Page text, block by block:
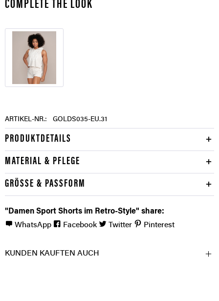
COMPLETE THE LOOK
ARTIKEL-NR.: GOLDS035-EU.31
PRODUKTDETAILS
MATERIAL & PFLEGE
GRÖSSE & PASSFORM
"Damen Sport Shorts im Retro-Style" share:
WhatsApp
Facebook Twitter Pinterest
KUNDEN KAUFTEN AUCH